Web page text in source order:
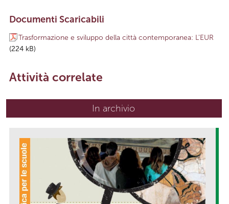
Documenti Scaricabili
Trasformazione e sviluppo della città contemporanea: L'EUR
(224 kB)
Attività correlate
In archivio